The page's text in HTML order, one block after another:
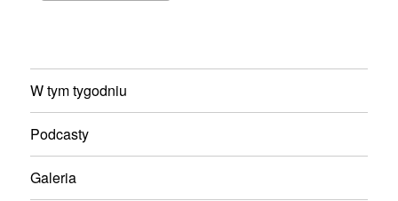
W tym tygodniu
Podcasty
Galeria